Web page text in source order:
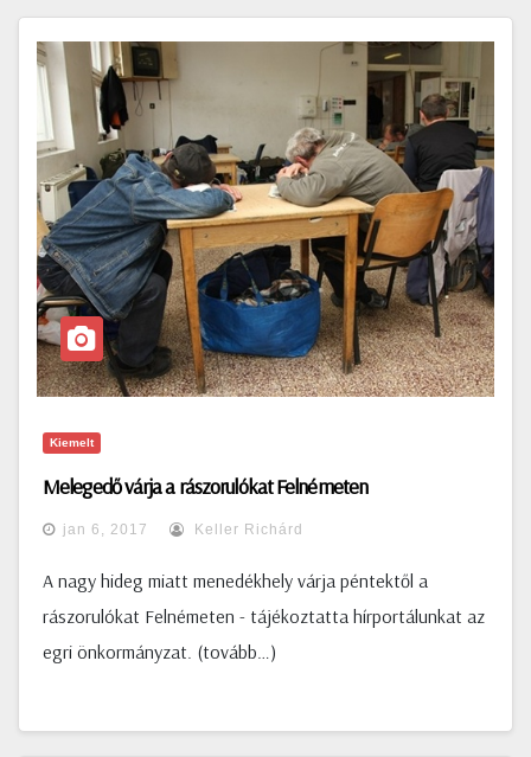
Kiemelt
Melegedő várja a rászorulókat Felnémeten
jan 6, 2017 Keller Richárd
A nagy hideg miatt menedékhely várja péntektől a
rászorulókat Felnémeten - tájékoztatta hírportálunkat az
egri önkormányzat. (tovább…)